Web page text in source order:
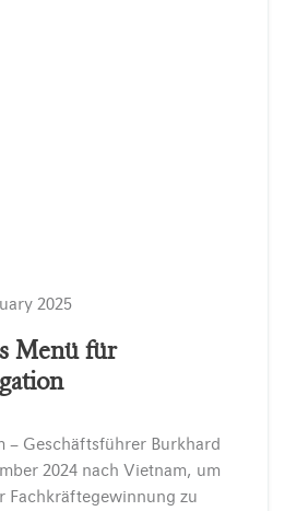
2025
Menü für
– Geschäftsführer Burkhard
2024 nach Vietnam, um
Fachkräftegewinnung zu